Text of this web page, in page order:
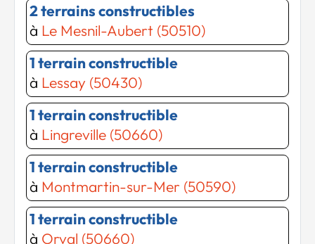
Chargement...
Chargement...
2 terrains constructibles
à Le Mesnil-Aubert (50510)
1 terrain constructible
à Lessay (50430)
1 terrain constructible
à Lingreville (50660)
1 terrain constructible
à Montmartin-sur-Mer (50590)
1 terrain constructible
à Orval (50660)